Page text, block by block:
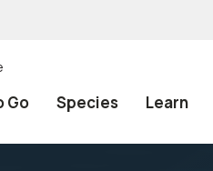
Go Species Learn